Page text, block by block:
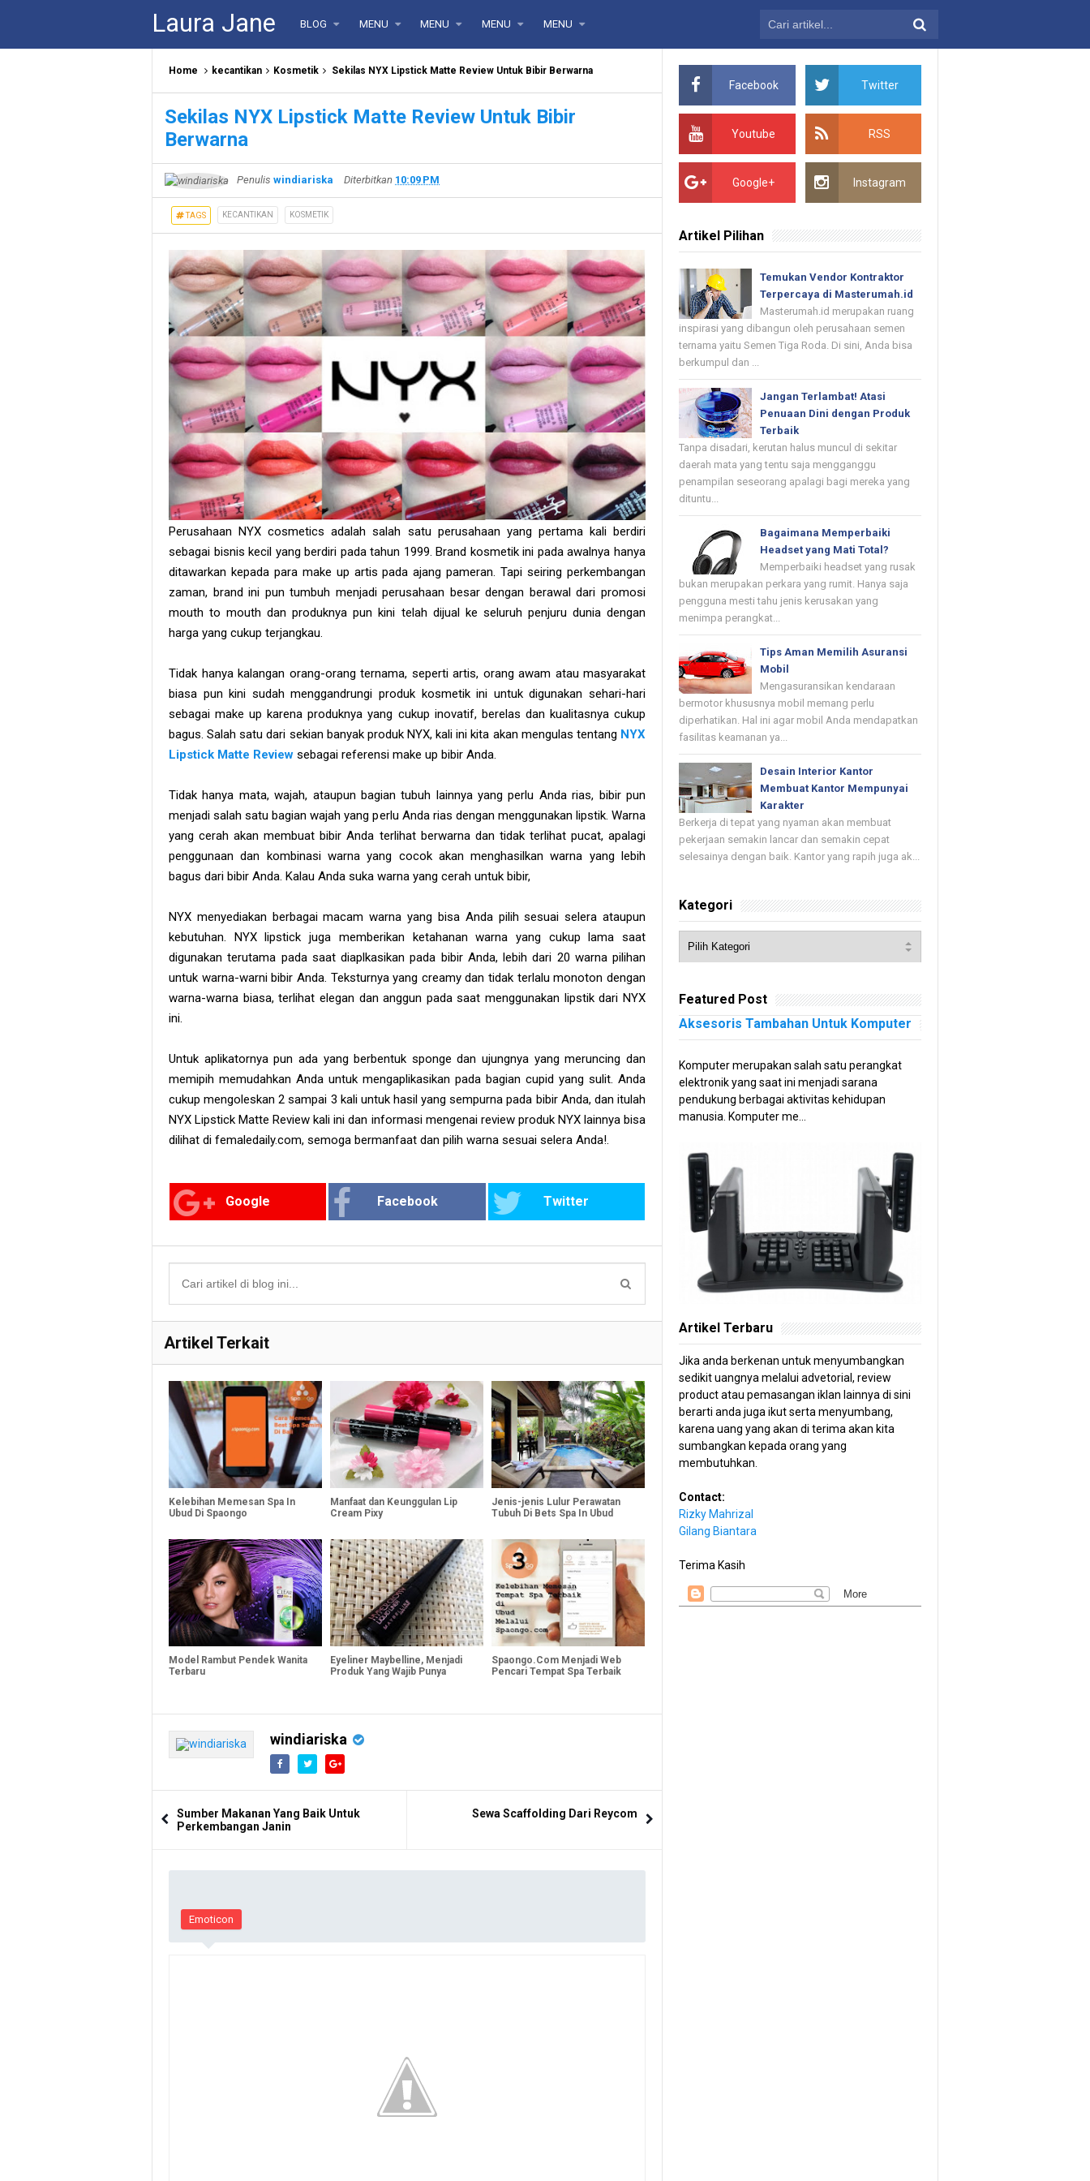
Laura Jane BLOG MENU MENU MENU MENU
Home kecantikan Kosmetik Sekilas NYX Lipstick Matte Review Untuk Bibir Berwarna
Sekilas NYX Lipstick Matte Review Untuk Bibir
Berwarna
Penulis windiariska Diterbitkan 10:09 PM
TAGS KECANTIKAN KOSMETIK
Perusahaan NYX cosmetics adalah salah satu perusahaan yang pertama kali berdiri
sebagai bisnis kecil yang berdiri pada tahun 1999. Brand kosmetik ini pada awalnya hanya
ditawarkan kepada para make up artis pada ajang pameran. Tapi seiring perkembangan
zaman, brand ini pun tumbuh menjadi perusahaan besar dengan berawal dari promosi
mouth to mouth dan produknya pun kini telah dijual ke seluruh penjuru dunia dengan
harga yang cukup terjangkau.
Tidak hanya kalangan orang-orang ternama, seperti artis, orang awam atau masyarakat
biasa pun kini sudah menggandrungi produk kosmetik ini untuk digunakan sehari-hari
sebagai make up karena produknya yang cukup inovatif, berelas dan kualitasnya cukup
bagus. Salah satu dari sekian banyak produk NYX, kali ini kita akan mengulas tentang NYX
Lipstick Matte Review sebagai referensi make up bibir Anda.
Tidak hanya mata, wajah, ataupun bagian tubuh lainnya yang perlu Anda rias, bibir pun
menjadi salah satu bagian wajah yang perlu Anda rias dengan menggunakan lipstik. Warna
yang cerah akan membuat bibir Anda terlihat berwarna dan tidak terlihat pucat, apalagi
penggunaan dan kombinasi warna yang cocok akan menghasilkan warna yang lebih
bagus dari bibir Anda. Kalau Anda suka warna yang cerah untuk bibir,
NYX menyediakan berbagai macam warna yang bisa Anda pilih sesuai selera ataupun
kebutuhan. NYX lipstick juga memberikan ketahanan warna yang cukup lama saat
digunakan terutama pada saat diaplkasikan pada bibir Anda, lebih dari 20 warna pilihan
untuk warna-warni bibir Anda. Teksturnya yang creamy dan tidak terlalu monoton dengan
warna-warna biasa, terlihat elegan dan anggun pada saat menggunakan lipstik dari NYX
ini.
Untuk aplikatornya pun ada yang berbentuk sponge dan ujungnya yang meruncing dan
memipih memudahkan Anda untuk mengaplikasikan pada bagian cupid yang sulit. Anda
cukup mengoleskan 2 sampai 3 kali untuk hasil yang sempurna pada bibir Anda, dan itulah
NYX Lipstick Matte Review kali ini dan informasi mengenai review produk NYX lainnya bisa
dilihat di femaledaily.com, semoga bermanfaat dan pilih warna sesuai selera Anda!.
Google Facebook Twitter
Artikel Terkait
Kelebihan Memesan Spa In
Ubud Di Spaongo
Manfaat dan Keunggulan Lip
Cream Pixy
Jenis-jenis Lulur Perawatan
Tubuh Di Bets Spa In Ubud
Model Rambut Pendek Wanita
Terbaru
Eyeliner Maybelline, Menjadi
Produk Yang Wajib Punya
Spaongo.Com Menjadi Web
Pencari Tempat Spa Terbaik
windiariska
Sumber Makanan Yang Baik Untuk
Perkembangan Janin
Sewa Scaffolding Dari Reycom
Emoticon
Facebook Twitter
Youtube RSS
Google+ Instagram
Artikel Pilihan
Temukan Vendor Kontraktor
Terpercaya di Masterumah.id
Masterumah.id merupakan ruang
inspirasi yang dibangun oleh perusahaan semen
ternama yaitu Semen Tiga Roda. Di sini, Anda bisa
berkumpul dan ...
Jangan Terlambat! Atasi
Penuaan Dini dengan Produk
Terbaik
Tanpa disadari, kerutan halus muncul di sekitar
daerah mata yang tentu saja mengganggu
penampilan seseorang apalagi bagi mereka yang
dituntu...
Bagaimana Memperbaiki
Headset yang Mati Total?
Memperbaiki headset yang rusak
bukan merupakan perkara yang rumit. Hanya saja
pengguna mesti tahu jenis kerusakan yang
menimpa perangkat...
Tips Aman Memilih Asuransi
Mobil
Mengasuransikan kendaraan
bermotor khususnya mobil memang perlu
diperhatikan. Hal ini agar mobil Anda mendapatkan
fasilitas keamanan ya...
Desain Interior Kantor
Membuat Kantor Mempunyai
Karakter
Berkerja di tepat yang nyaman akan membuat
pekerjaan semakin lancar dan semakin cepat
selesainya dengan baik. Kantor yang rapih juga ak...
Kategori
Featured Post
Aksesoris Tambahan Untuk Komputer
Komputer merupakan salah satu perangkat
elektronik yang saat ini menjadi sarana
pendukung berbagai aktivitas kehidupan
manusia. Komputer me...
Artikel Terbaru
Jika anda berkenan untuk menyumbangkan
sedikit uangnya melalui advetorial, review
product atau pemasangan iklan lainnya di sini
berarti anda juga ikut serta menyumbang,
karena uang yang akan di terima akan kita
sumbangkan kepada orang yang
membutuhkan.
Contact:
Rizky Mahrizal
Gilang Biantara
Terima Kasih